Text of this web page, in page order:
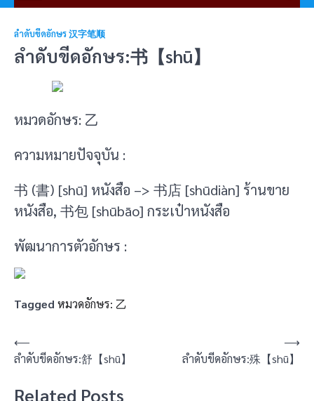
ลำดับขีดอักษร 汉字笔顺
ลำดับขีดอักษร:书【shū】
หมวดอักษร: 乙
ความหมายปัจจุบัน :
书 (書) [shū] หนังสือ –> 书店 [shūdiàn] ร้านขาย
หนังสือ, 书包 [shūbāo] กระเป๋าหนังสือ
พัฒนาการตัวอักษร :
Tagged หมวดอักษร: 乙
แนะแนว
เรื่อง
⟵
ลำดับขีดอักษร:舒【shū】
ลำดับขีดอักษร:殊【shū】
⟶
Related Posts